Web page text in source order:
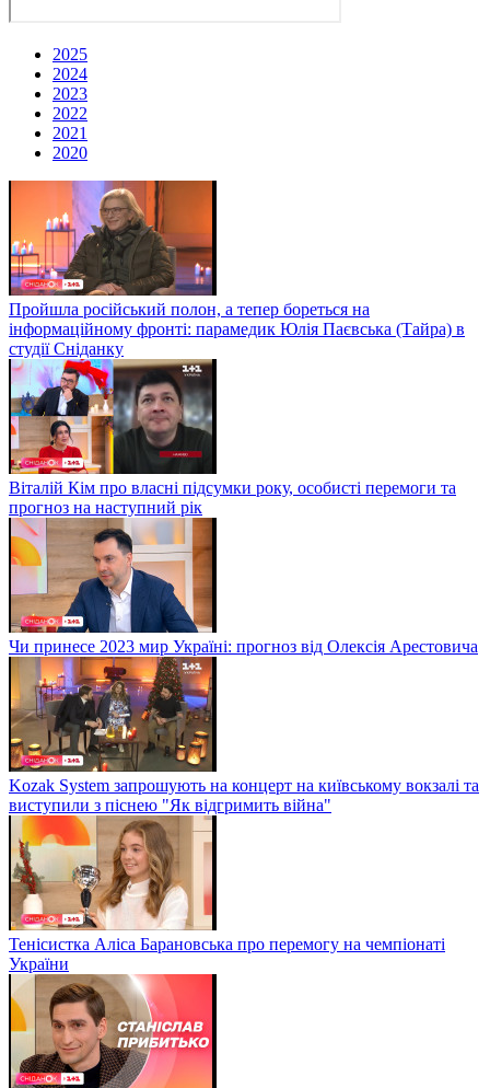
2025
2024
2023
2022
2021
2020
Пройшла російський полон, а тепер бореться на
інформаційному фронті: парамедик Юлія Паєвська (Тайра) в
студії Сніданку
Віталій Кім про власні підсумки року, особисті перемоги та
прогноз на наступний рік
Чи принесе 2023 мир Україні: прогноз від Олексія Арестовича
Kozak System запрошують на концерт на київському вокзалі та
виступили з піснею "Як відгримить війна"
Тенісистка Аліса Барановська про перемогу на чемпіонаті
України